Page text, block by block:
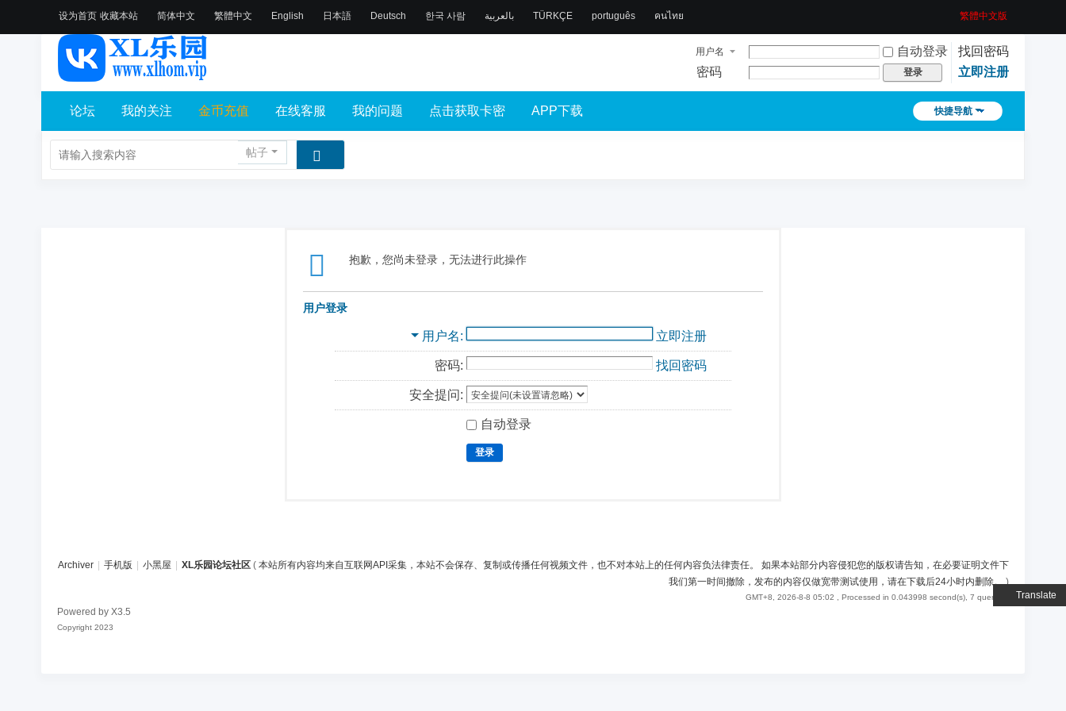
设为首页 收藏本站
Translate
简体中文 繁體中文 English 日本語 Deutsch 한국 사람 بالعربية TÜRKÇE português คนไทย 繁體中文版
用户名 自动登录
找回密码
密码
登录 立即注册
快捷导航
论坛 我的关注 金币充值 在线客服 我的问题 点击获取卡密 APP下载
帖子
抱歉，您尚未登录，无法进行此操作
用户登录
用户名 立即注册
密码: 找回密码
安全提问:
自动登录
登录
Archiver 手机版 小黑屋 XL乐园论坛社区 ( 本站所有内容均来自互联网API采集，本站不会保存、复制或传播任何视频文件，也不对本站上的任何内容负法律责任。 如果本站部分内容侵犯您的版权请告知，在必要证明文件下
我们第一时间撤除，发布的内容仅做宽带测试使用，请在下载后24小时内删除。)
GMT+8, 2026-8-8 05:02 , Processed in 0.043998 second(s), 7 queries .
Powered by X3.5
Copyright 2023